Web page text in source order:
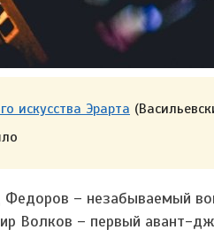
искусства Эрарта
– незабываемый
Волков – первый авант-